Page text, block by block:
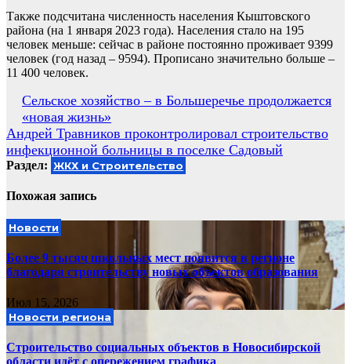
Также подсчитана численность населения Кыштовского
района (на 1 января 2023 года). Населения стало на 195
человек меньше: сейчас в районе постоянно проживает 9399
человек (год назад – 9594). Прописано значительно больше –
11 400 человек.
Навигация
по
записям
Сельское хозяйство – в Большеречье продолжается
«новая жизнь»
Андрей Травников проконтролировал строительство
инфекционной больницы в поселке Садовый
Раздел: ЖКХ и Строительство
Похожая запись
Новости
Более 9 тысяч школьных мест появится в регионе
благодаря строительству новых объектов образования
Июл 15, 2026
Новости региона
Строительство социальных объектов в Новосибирской